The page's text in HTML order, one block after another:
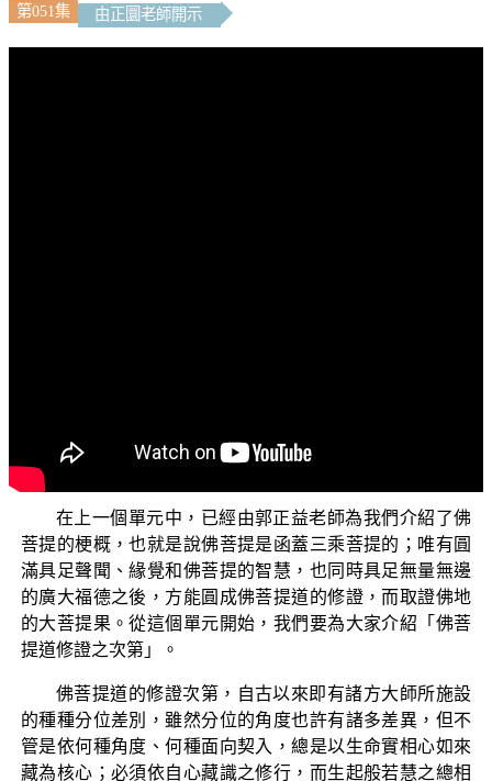
第051集 由正圜老師開示
證解脫果的原理和原則。在為大家建立解脫果的知見之
後，我們要開始來介紹佛菩提的修證。
在上一個單元中，已經由郭正益老師為我們介紹了佛
菩提的梗概，也就是說佛菩提是函蓋三乘菩提的；唯有圓
滿具足聲聞、緣覺和佛菩提的智慧，也同時具足無量無邊
的廣大福德之後，方能圓成佛菩提道的修證，而取證佛地
的大菩提果。從這個單元開始，我們要為大家介紹「佛菩
提道修證之次第」。
佛菩提道的修證次第，自古以來即有諸方大師所施設
的種種分位差別，雖然分位的角度也許有諸多差異，但不
管是依何種角度、何種面向契入，總是以生命實相心如來
藏為核心；必須依自心藏識之修行，而生起般若慧之總相